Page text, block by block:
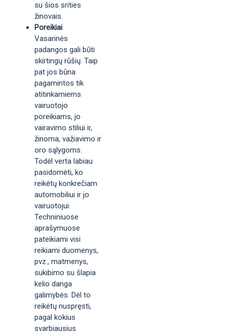
su šios srities
žinovais.
Poreikiai
Vasarinės
padangos gali būti
skirtingų rūšių. Taip
pat jos būna
pagamintos tik
atitinkamiems
vairuotojo
poreikiams, jo
vairavimo stiliui ir,
žinoma, važiavimo ir
oro sąlygoms.
Todėl verta labiau
pasidomėti, ko
reikėtų konkrečiam
automobiliui ir jo
vairuotojui.
Techniniuose
aprašymuose
pateikiami visi
reikiami duomenys,
pvz., matmenys,
sukibimo su šlapia
kelio danga
galimybės. Dėl to
reikėtų nuspręsti,
pagal kokius
svarbiausius